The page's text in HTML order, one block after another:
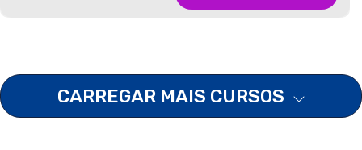
CARREGAR MAIS CURSOS